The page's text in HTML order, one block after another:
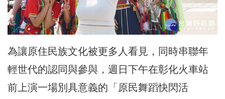
為讓原住民族文化被更多人看見，同時串聯年
輕世代的認同與參與，週日下午在彰化火車站
前上演一場別具意義的「原民舞蹈快閃活